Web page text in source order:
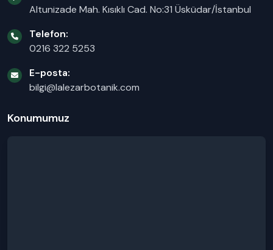
Altunizade Mah. Kısıklı Cad. No:31 Üsküdar/İstanbul
Telefon:
0216 322 5253
E-posta:
bilgi@lalezarbotanik.com
Konumumuz